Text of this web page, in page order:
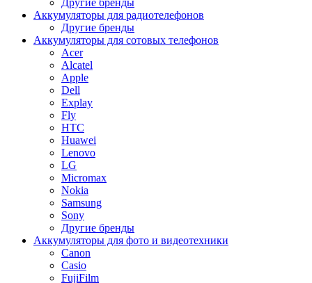
Аккумуляторы для радиотелефонов
Другие бренды
Аккумуляторы для сотовых телефонов
Acer
Alcatel
Apple
Dell
Explay
Fly
HTC
Huawei
Lenovo
LG
Micromax
Nokia
Samsung
Sony
Другие бренды
Аккумуляторы для фото и видеотехники
Canon
Casio
FujiFilm